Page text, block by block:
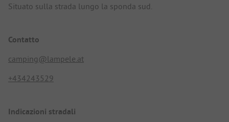
Situato sulla strada lungo la sponda sud.
Contatto
camping@lampele.at
+434243529
Indicazioni stradali